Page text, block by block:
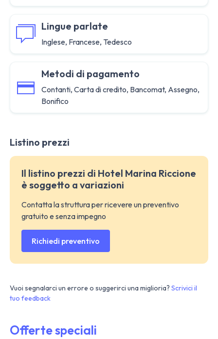
Lingue parlate
Inglese, Francese, Tedesco
Metodi di pagamento
Contanti, Carta di credito, Bancomat, Assegno,
Bonifico
Listino prezzi
Il listino prezzi di Hotel Marina Riccione
è soggetto a variazioni
Contatta la struttura per ricevere un preventivo
gratuito e senza impegno
Richiedi preventivo
Vuoi segnalarci un errore o suggerirci una miglioria? Scrivici il
tuo feedback
Offerte speciali